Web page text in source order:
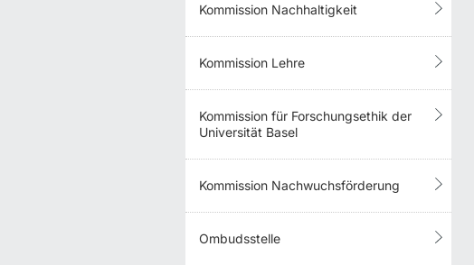
Kommission Nachhaltigkeit
Kommission Lehre
Kommission für Forschungsethik der
Universität Basel
Kommission Nachwuchsförderung
Ombudsstelle